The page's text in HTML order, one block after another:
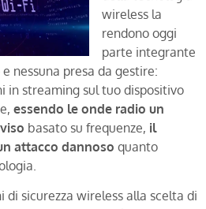
wireless la
rendono oggi
parte integrante
nessuna presa da gestire:
in streaming sul tuo dispositivo
essendo le onde radio un
basato su frequenze, il
attacco dannoso quanto
di sicurezza wireless alla scelta di